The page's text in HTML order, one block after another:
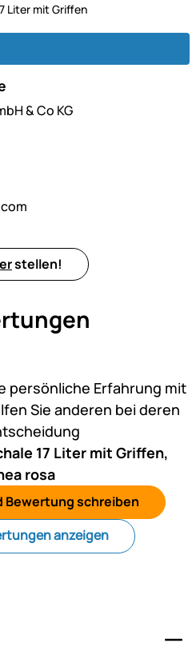
Liter mit Griffen
& Co KG
stellen!
persönliche Erfahrung mit
Sie anderen bei deren
17 Liter mit Griffen,
rosa
Bewertung schreiben
anzeigen